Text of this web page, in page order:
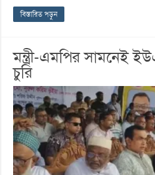
বিস্তারিত পড়ুন
মন্ত্রী-এমপির সামনেই
চুরি